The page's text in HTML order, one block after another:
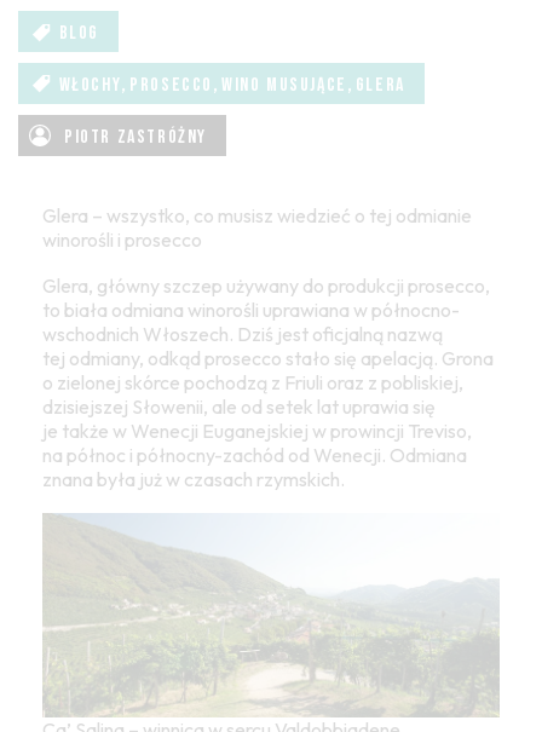
BLOG
WŁOCHY, PROSECCO ,WINO MUSUJĄCE , GLERA
PIOTR ZASTRÓŻNY
Glera – wszystko, co musisz wiedzieć o tej odmianie
winorośli i prosecco
Glera, główny szczep używany do produkcji prosecco,
to biała odmiana winorośli uprawiana w północno-
wschodnich Włoszech. Dziś jest oficjalną nazwą
tej odmiany, odkąd prosecco stało się apelacją. Grona
o zielonej skórce pochodzą z Friuli oraz z pobliskiej,
dzisiejszej Słowenii, ale od setek lat uprawia się
je także w Wenecji Euganejskiej w prowincji Treviso,
na północ i północny-zachód od Wenecji. Odmiana
znana była już w czasach rzymskich.